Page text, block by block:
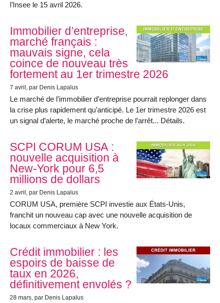
l’Insee le 15 avril 2026.
Immobilier d’entreprise,
marché français :
mauvais signe, cela
coince de nouveau très
fortement au 1er trimestre 2026
7 avril , par Denis Lapalus
Le marché de l’immobilier d’entreprise pourrait replonger dans
la crise plus rapidement qu’anticipé. Le 1er trimestre 2026 est
un signal d’alerte, le marché proche de l’arrêt... Détails.
SCPI CORUM USA :
nouvelle acquisition à
New-York pour 6,5
millions de dollars
2 avril , par Denis Lapalus
CORUM USA, première SCPI investie aux États-Unis,
franchit un nouveau cap avec une nouvelle acquisition de
locaux commerciaux à New York.
Crédit immobilier : les
espoirs de baisse de
taux en 2026,
définitivement envolés ?
28 mars, par Denis Lapalus